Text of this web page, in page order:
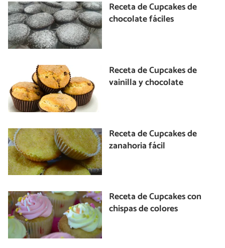
Receta de Cupcakes de
chocolate fáciles
Receta de Cupcakes de
vainilla y chocolate
Receta de Cupcakes de
zanahoria fácil
Receta de Cupcakes con
chispas de colores